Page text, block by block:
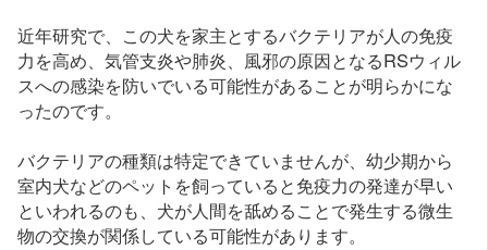
近年研究で、この犬を家主とするバクテリアが人の免疫
力を高め、気管支炎や肺炎、風邪の原因となるRSウィル
スへの感染を防いでいる可能性があることが明らかにな
ったのです。
バクテリアの種類は特定できていませんが、幼少期から
室内犬などのペットを飼っていると免疫力の発達が早い
といわれるのも、犬が人間を舐めることで発生する微生
物の交換が関係している可能性があります。